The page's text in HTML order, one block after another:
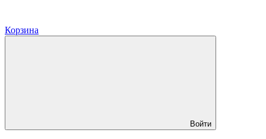
Корзина
Войти